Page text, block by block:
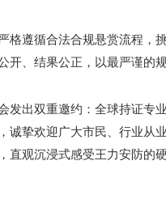
格遵循合法合规悬赏流程，
开、结果公正，以最严谨的
发出双重邀约：全球持证专
诚挚欢迎广大市民、行业从
直观沉浸式感受王力安防的